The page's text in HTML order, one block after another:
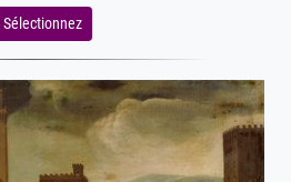
Sélectionnez